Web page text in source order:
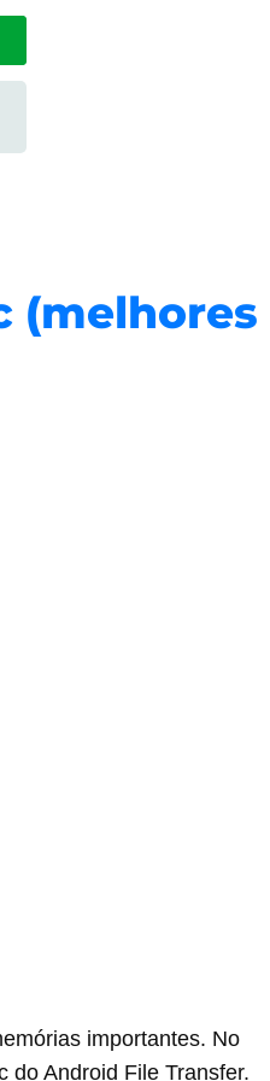
(melhores
importantes. No
do Android File Transfer.